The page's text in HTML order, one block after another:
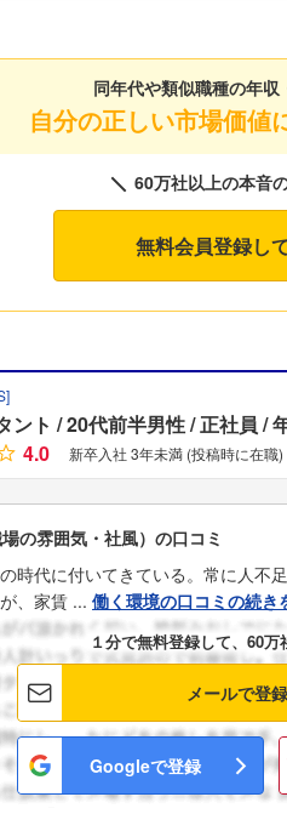
同年代や類似職種の年
自分の正しい市場価値
60万社以上の本音
無料会員登録し
]
ント 20代前半男性 正社員
4.0
新卒入社 3年未満 (投稿時に在職)
の雰囲気・社風）の口コミ
時代に付いてきている。常に人不
、家賃 ... 働く環境の口コミの続き
１分で無料登録して、60万
メールで登
Googleで登録